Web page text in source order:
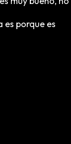
es porque es